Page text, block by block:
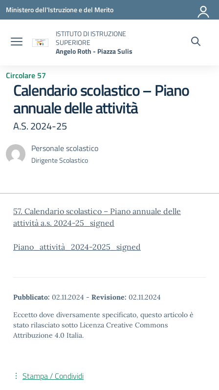
Vai ai contenuti
Vai al menu di navigazione
Vai al footer
Ministero dell'Istruzione e del Merito
ISTITUTO DI ISTRUZIONE
SUPERIORE
Angelo Roth - Piazza Sulis
Circolare 57
Calendario scolastico – Piano
annuale delle attività
A.S. 2024-25
Personale scolastico
Dirigente Scolastico
57. Calendario scolastico – Piano annuale delle
attività a.s. 2024-25_signed
Piano_attività_2024-2025_signed
Pubblicato: 02.11.2024 - Revisione: 02.11.2024
Eccetto dove diversamente specificato, questo articolo è
stato rilasciato sotto Licenza Creative Commons
Attribuzione 4.0 Italia.
Stampa / Condividi